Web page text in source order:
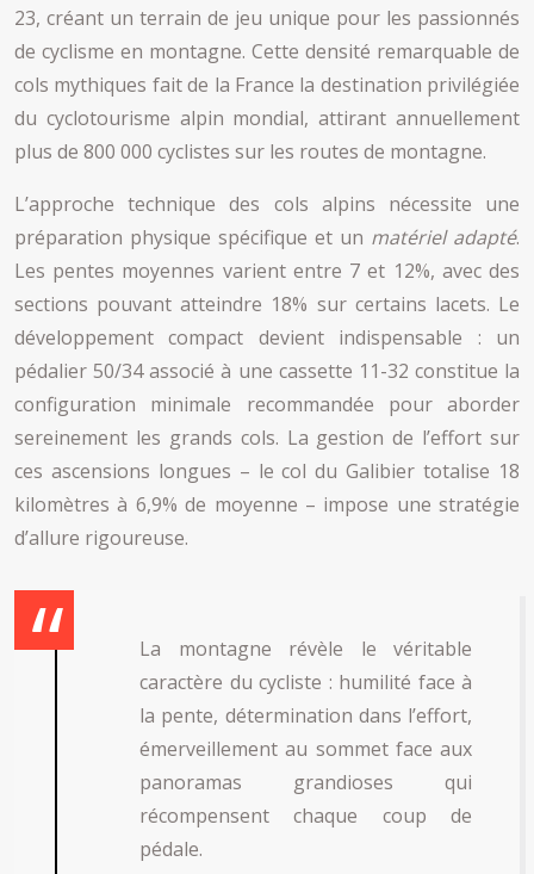
23, créant un terrain de jeu unique pour les passionnés
de cyclisme en montagne. Cette densité remarquable de
cols mythiques fait de la France la destination privilégiée
du cyclotourisme alpin mondial, attirant annuellement
plus de 800 000 cyclistes sur les routes de montagne.
L’approche technique des cols alpins nécessite une
préparation physique spécifique et un matériel adapté.
Les pentes moyennes varient entre 7 et 12%, avec des
sections pouvant atteindre 18% sur certains lacets. Le
développement compact devient indispensable : un
pédalier 50/34 associé à une cassette 11-32 constitue la
configuration minimale recommandée pour aborder
sereinement les grands cols. La gestion de l’effort sur
ces ascensions longues – le col du Galibier totalise 18
kilomètres à 6,9% de moyenne – impose une stratégie
d’allure rigoureuse.
La montagne révèle le véritable
caractère du cycliste : humilité face à
la pente, détermination dans l’effort,
émerveillement au sommet face aux
panoramas grandioses qui
récompensent chaque coup de
pédale.